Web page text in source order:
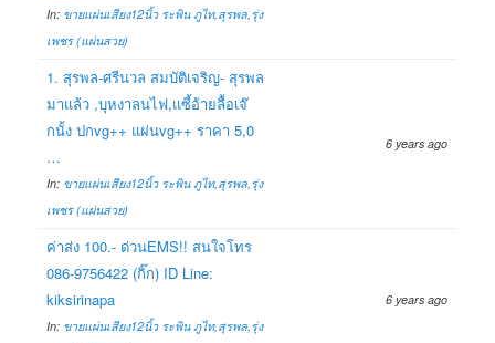
In: ขายแผ่นเสียง12นิ้ว ระพิน ภูไท,สุรพล,รุ่ง
เพชร (แผ่นสวย)
1. สุรพล-ศรีนวล สมบัติเจริญ- สุรพล
มาแล้ว ,บุหงาลนไฟ,แซี้อ้ายลื้อเจ๊
กนั้ง ปกvg++ แผ่นvg++ ราคา 5,0
…
In: ขายแผ่นเสียง12นิ้ว ระพิน ภูไท,สุรพล,รุ่ง
เพชร (แผ่นสวย)
6 years ago
ค่าส่ง 100.- ด่วนEMS!! สนใจโทร
086-9756422 (กิ๊ก) ID Line:
kiksirinapa
In: ขายแผ่นเสียง12นิ้ว ระพิน ภูไท,สุรพล,รุ่ง
6 years ago